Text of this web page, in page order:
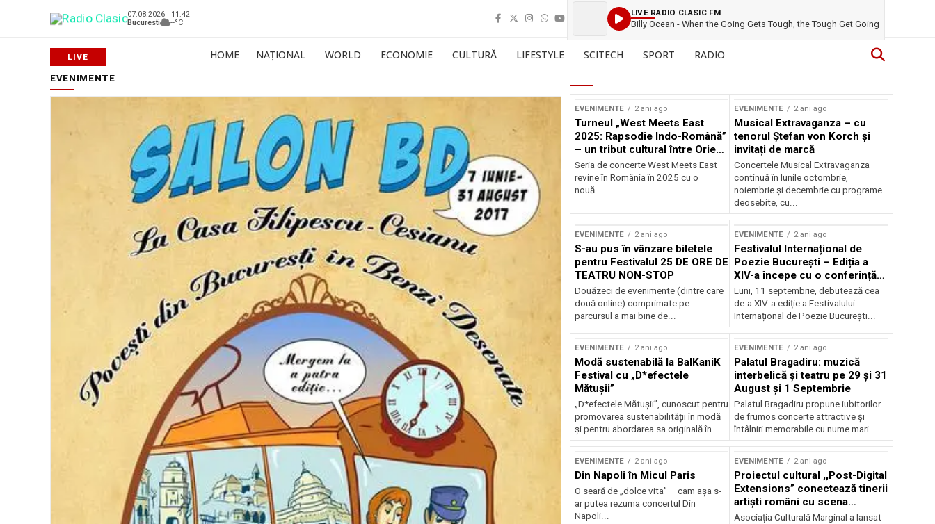
07.08.2026 | 11:42
Bucuresti
--°C
LIVE RADIO CLASIC FM
Billy Ocean - When the Going Gets Tough, the Tough Get Going
HOME NAȚIONAL WORLD ECONOMIE CULTURĂ LIFESTYLE SCITECH SPORT RADIO
EVENIMENTE
EVENIMENTE 2 ani ago
Turneul „West Meets East
2025: Rapsodie Indo-Română”
– un tribut cultural între Orient
și Occident
Seria de concerte West Meets East
revine în România în 2025 cu o
nouă...
EVENIMENTE 2 ani ago
Musical Extravaganza – cu
tenorul Ștefan von Korch și
invitați de marcă
Concertele Musical Extravaganza
continuă în lunile octombrie,
noiembrie şi decembrie cu programe
deosebite, cu...
EVENIMENTE 2 ani ago
S-au pus în vânzare biletele
pentru Festivalul 25 DE ORE DE
TEATRU NON-STOP
Douăzeci de evenimente (dintre care
două online) comprimate pe
parcursul a mai bine de...
EVENIMENTE 2 ani ago
Festivalul Internațional de
Poezie București – Ediția a
XIV-a începe cu o conferință
despre limba română
susținută de Marco Lucchesi
Luni, 11 septembrie, debutează cea
de-a XIV-a ediție a Festivalului
Internațional de Poezie București...
EVENIMENTE 2 ani ago
Modă sustenabilă la BalKaniK
Festival cu „D*efectele
Mătușii”
„D*efectele Mătușii”, cunoscut pentru
promovarea sustenabilității în modă
și pentru abordarea sa originală în...
EVENIMENTE 2 ani ago
Palatul Bragadiru: muzică
interbelică şi teatru pe 29 şi 31
August şi 1 Septembrie
Palatul Bragadiru propune iubitorilor
de frumos concerte attractive şi
întâlniri memorabile cu nume mari...
EVENIMENTE 2 ani ago
Din Napoli în Micul Paris
O seară de „dolce vita” – cam așa s-
ar putea rezuma concertul Din
Napoli...
EVENIMENTE 2 ani ago
Proiectul cultural ,,Post-Digital
Extensions” conectează tinerii
artiști români cu scena
internațională
Asociația Culturală Marginal a lansat